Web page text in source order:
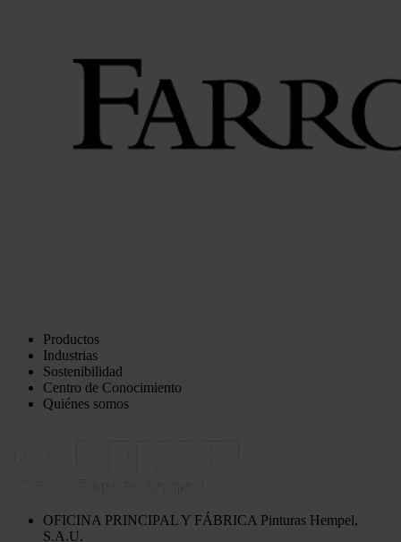
Productos
Industrias
Sostenibilidad
Centro de Conocimiento
Quiénes somos
OFICINA PRINCIPAL Y FÁBRICA Pinturas Hempel,
S.A.U.